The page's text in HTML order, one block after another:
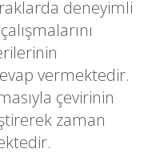
deneyimli
vermektedir.
çevirinin
zaman